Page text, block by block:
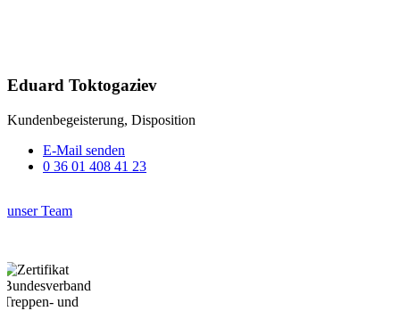
Eduard Toktogaziev
Kundenbegeisterung, Disposition
E-Mail senden
0 36 01 408 41 23
unser Team